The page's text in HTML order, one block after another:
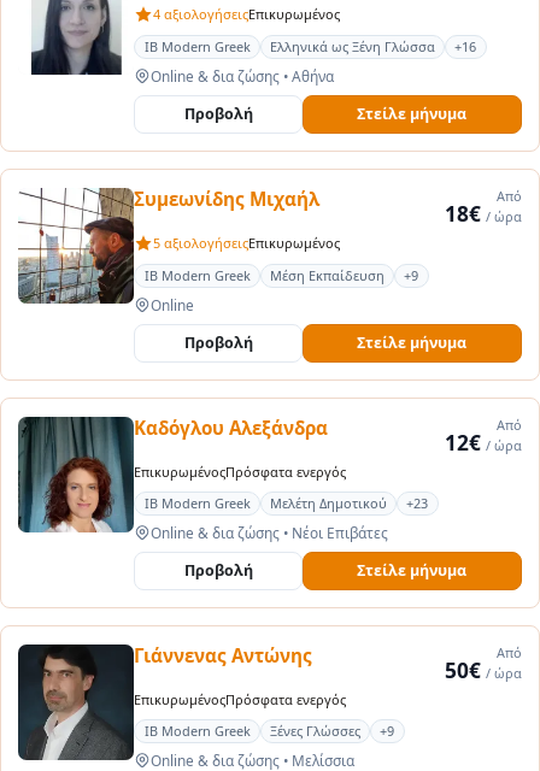
4 αξιολογήσειςΕπικυρωμένος
IB Modern Greek
Ελληνικά ως Ξένη Γλώσσα +16
Online & δια ζώσης •Αθήνα
Προβολή Στείλε μήνυμα
Συμεωνίδης Μιχαήλ Από
18€ / ώρα
5 αξιολογήσειςΕπικυρωμένος
IB Modern Greek
Μέση Εκπαίδευση +9
Online
Προβολή Στείλε μήνυμα
Καδόγλου Αλεξάνδρα Από
12€ / ώρα
ΕπικυρωμένοςΠρόσφατα ενεργός
IB Modern Greek
Μελέτη Δημοτικού +23
Online & δια ζώσης •Νέοι Επιβάτες
Προβολή Στείλε μήνυμα
Γιάννενας Αντώνης Από
50€ / ώρα
ΕπικυρωμένοςΠρόσφατα ενεργός
IB Modern Greek
Ξένες Γλώσσες +9
Online & δια ζώσης •Μελίσσια